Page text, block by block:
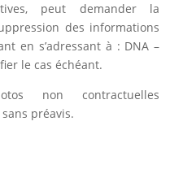
peut demander la
des informations
en s’adressant à : DNA –
le cas échéant.
non contractuelles
préavis.